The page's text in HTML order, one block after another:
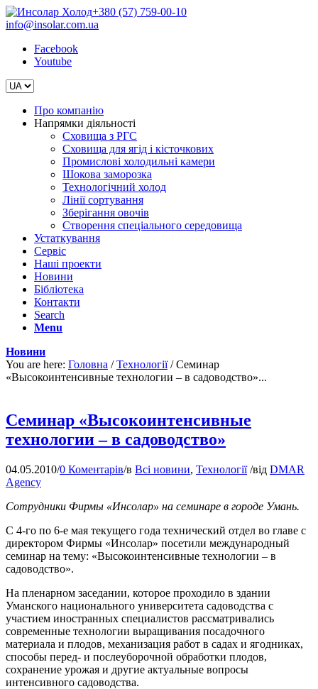
+380 (57) 759-00-10
info@insolar.com.ua
Facebook
Youtube
Про компанію
Напрямки діяльності
Сховища з РГС
Сховища для ягід і кісточкових
Промислові холодильні камери
Шокова заморозка
Технологічний холод
Лінії сортування
Зберігання овочів
Створення спеціального середовища
Устаткування
Сервіс
Наші проекти
Новини
Бібліотека
Контакти
Search
Menu
Новини
You are here: Головна / Технології / Семинар
«Высокоинтенсивные технологии – в садоводство»...
Семинар «Высокоинтенсивные
технологии – в садоводство»
04.05.2010/0 Коментарів/в Всі новини, Технології /від DMAR
Agency
Сотрудники Фирмы «Инсолар» на семинаре в городе Умань.
С 4-го по 6-е мая текущего года технический отдел во главе с
директором Фирмы «Инсолар» посетили международный
семинар на тему: «Высокоинтенсивные технологии – в
садоводство».
На пленарном заседании, которое проходило в здании
Уманского национального университета садоводства с
участием иностранных специалистов рассматривались
современные технологии выращивания посадочного
материала и плодов, механизация работ в садах и ягодниках,
способы перед- и послеуборочной обработки плодов,
сохранение урожая и другие актуальные вопросы
интенсивного садоводства.